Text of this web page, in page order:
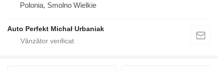
Polonia, Smolno Wielkie
Auto Perfekt Michał Urbaniak